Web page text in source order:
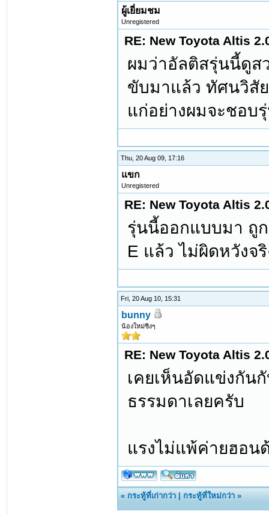
ผู้เยี่ยมชม
Unregistered
RE: New Toyota Altis
ผมว่าอัลติสรุ่นนี้ดูส
ขับมาแล้ว ทัศนวิสั
แก่อย่างผมจะชอบ
Thu, 20 Aug 09, 17:16
แขก
Unregistered
RE: New Toyota Altis
รุ่นนี้ออกแบบมา ถู
E แล้ว ไม่ผิดหวังจริ
Fri, 20 Aug 10, 15:31
bunny
น้องใหม่ซิงๆ
RE: New Toyota Altis
เคยเห็นอัดแข่งกัน
ธรรมดาเลยครับ
แรงไม่แพ้ค่ายฮอน
«กระทู้ที่เก่ากว่า |กระทู้ที่ใหม่กว่า »